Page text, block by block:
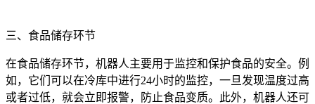
三、食品储存环节
在食品储存环节，机器人主要用于监控和保护食品的安全。例
如，它们可以在冷库中进行24小时的监控，一旦发现温度过高
或者过低，就会立即报警，防止食品变质。此外，机器人还可